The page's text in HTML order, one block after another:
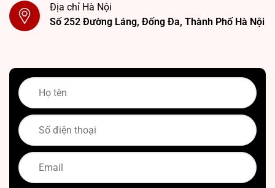
Địa chỉ Hà Nội
Số 252 Đường Láng, Đống Đa, Thành Phố Hà Nội